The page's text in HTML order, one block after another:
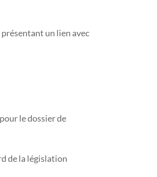
un lien avec
le dossier de
de la législation